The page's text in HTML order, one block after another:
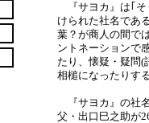
『サヨカ』は｢そ
けられた社名であ
葉？が商人の間で
ントネーションで
たり、懐疑・疑問(
相槌になったりす
『サヨカ』の社
父・出口巳之助が